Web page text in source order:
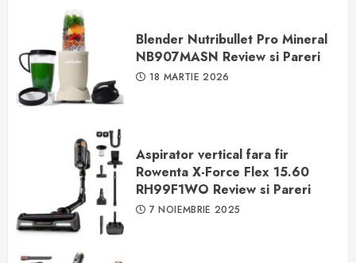
Blender Nutribullet Pro Mineral
NB907MASN Review si Pareri
18 MARTIE 2026
Aspirator vertical fara fir
Rowenta X-Force Flex 15.60
RH99F1WO Review si Pareri
7 NOIEMBRIE 2025